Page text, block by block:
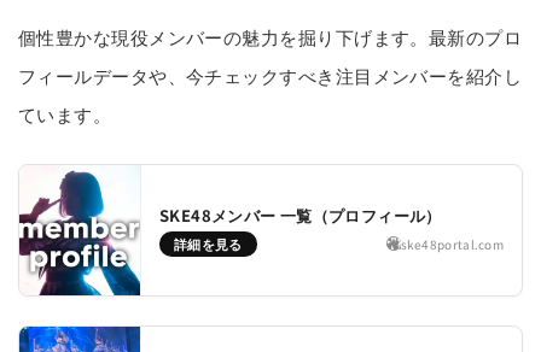
個性豊かな現役メンバーの魅力を掘り下げます。最新のプロ
フィールデータや、今チェックすべき注目メンバーを紹介し
ています。
SKE48メンバー 一覧（プロフィール）
詳細を見る ske48portal.com